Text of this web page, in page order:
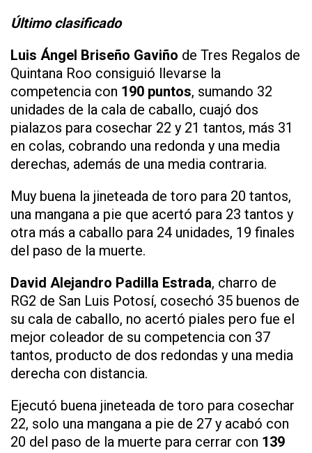
Último clasificado
Luis Ángel Briseño Gaviño de Tres Regalos de
Quintana Roo consiguió llevarse la
competencia con 190 puntos, sumando 32
unidades de la cala de caballo, cuajó dos
pialazos para cosechar 22 y 21 tantos, más 31
en colas, cobrando una redonda y una media
derechas, además de una media contraria.
Muy buena la jineteada de toro para 20 tantos,
una mangana a pie que acertó para 23 tantos y
otra más a caballo para 24 unidades, 19 finales
del paso de la muerte.
David Alejandro Padilla Estrada, charro de
RG2 de San Luis Potosí, cosechó 35 buenos de
su cala de caballo, no acertó piales pero fue el
mejor coleador de su competencia con 37
tantos, producto de dos redondas y una media
derecha con distancia.
Ejecutó buena jineteada de toro para cosechar
22, solo una mangana a pie de 27 y acabó con
20 del paso de la muerte para cerrar con 139